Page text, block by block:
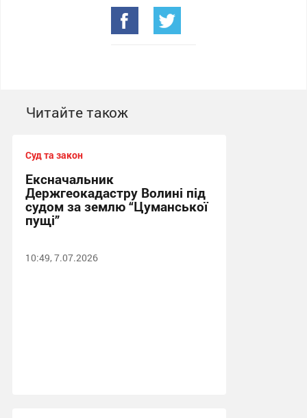
Читайте також
Суд та закон
Ексначальник
Держгеокадастру Волині під
судом за землю “Цуманської
пущі”
10:49, 7.07.2026